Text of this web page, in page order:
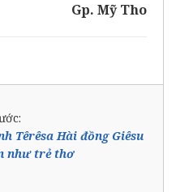
Gp. Mỹ Tho
Têrêsa Hài đồng Giêsu
như trẻ thơ